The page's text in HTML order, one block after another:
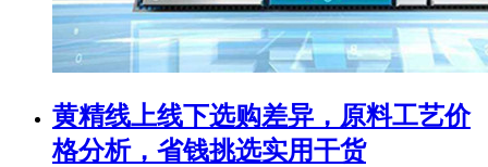
黄精线上线下选购差异，原料工艺价
格分析，省钱挑选实用干货